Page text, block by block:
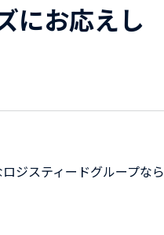
にお応えし
ジスティードグループなら